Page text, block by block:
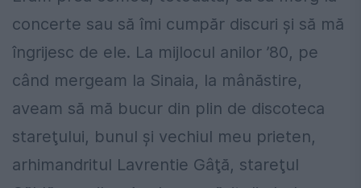
concerte sau să îmi cumpăr discuri şi să mă
îngrijesc de ele. La mijlocul anilor ’80, pe
când mergeam la Sinaia, la mânăstire,
aveam să mă bucur din plin de discoteca
stareţului, bunul şi vechiul meu prieten,
arhimandritul Lavrentie Gâţă, stareţul